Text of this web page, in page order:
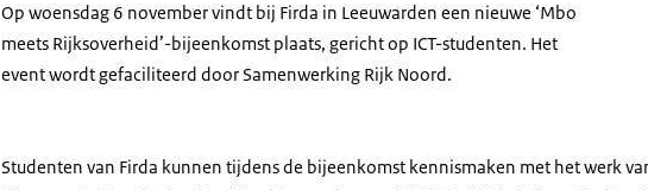
Op woensdag 6 november vindt bij Firda in Leeuwarden een nieuwe ‘Mbo
meets Rijksoverheid’-bijeenkomst plaats, gericht op ICT-studenten. Het
event wordt gefaciliteerd door Samenwerking Rijk Noord.
Studenten van Firda kunnen tijdens de bijeenkomst kennismaken met het werk